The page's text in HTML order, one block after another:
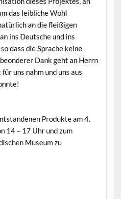
das leibliche Wohl
an die fleißigen
ins Deutsche und ins
dass die Sprache keine
Dank geht an Herrn
uns nahm und uns aus
Produkte am 4.
14 – 17 Uhr und zum
Museum zu